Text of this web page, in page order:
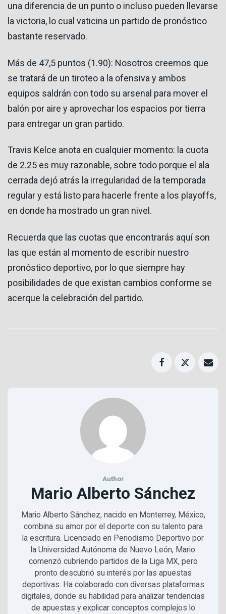
una diferencia de un punto o incluso pueden llevarse
la victoria, lo cual vaticina un partido de pronóstico
bastante reservado.
Más de 47,5 puntos (1.90): Nosotros creemos que
se tratará de un tiroteo a la ofensiva y ambos
equipos saldrán con todo su arsenal para mover el
balón por aire y aprovechar los espacios por tierra
para entregar un gran partido.
Travis Kelce anota en cualquier momento: la cuota
de 2.25 es muy razonable, sobre todo porque el ala
cerrada dejó atrás la irregularidad de la temporada
regular y está listo para hacerle frente a los playoffs,
en donde ha mostrado un gran nivel.
Recuerda que las cuotas que encontrarás aquí son
las que están al momento de escribir nuestro
pronóstico deportivo, por lo que siempre hay
posibilidades de que existan cambios conforme se
acerque la celebración del partido.
Author
Mario Alberto Sánchez
Mario Alberto Sánchez, nacido en Monterrey, México,
combina su amor por el deporte con su talento para
la escritura. Licenciado en Periodismo Deportivo por
la Universidad Autónoma de Nuevo León, Mario
comenzó cubriendo partidos de la Liga MX, pero
pronto descubrió su interés por las apuestas
deportivas. Ha colaborado con diversas plataformas
digitales, donde su habilidad para analizar tendencias
de apuestas y explicar conceptos complejos lo